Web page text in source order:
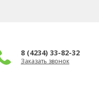
8 (4234) 33-82-32
Заказать звонок